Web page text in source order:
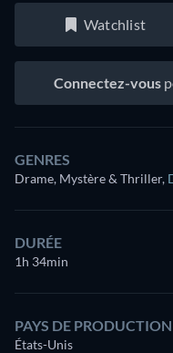
Watchlist
Connectez-vous
GENRES
Drame, Mystère & Thriller,
DURÉE
1h 34min
PAYS DE PRODUCTION
États-Unis